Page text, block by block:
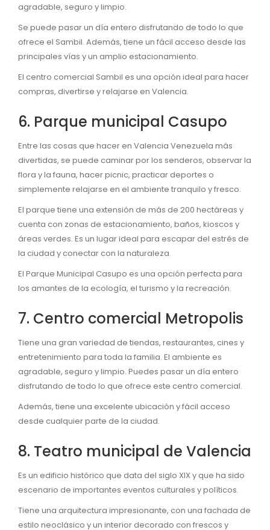
agradable, seguro y limpio.
Se puede pasar un día entero disfrutando de todo lo que
ofrece el Sambil. Además, tiene un fácil acceso desde las
principales vías y un amplio estacionamiento.
El centro comercial Sambil es una opción ideal para hacer
compras, divertirse y relajarse en Valencia.
6. Parque municipal Casupo
Entre las cosas que hacer en Valencia Venezuela más
divertidas, se puede caminar por los senderos, observar la
flora y la fauna, hacer picnic, practicar deportes o
simplemente relajarse en el ambiente tranquilo y fresco.
El parque tiene una extensión de más de 200 hectáreas y
cuenta con zonas de estacionamiento, baños, kioscos y
áreas verdes. Es un lugar ideal para escapar del estrés de
la ciudad y conectar con la naturaleza.
El Parque Municipal Casupo es una opción perfecta para
los amantes de la ecología, el turismo y la recreación.
7. Centro comercial Metropolis
Tiene una gran variedad de tiendas, restaurantes, cines y
entretenimiento para toda la familia. El ambiente es
agradable, seguro y limpio. Puedes pasar un día entero
disfrutando de todo lo que ofrece este centro comercial.
Además, tiene una excelente ubicación y fácil acceso
desde cualquier parte de la ciudad.
8. Teatro municipal de Valencia
Es un edificio histórico que data del siglo XIX y que ha sido
escenario de importantes eventos culturales y políticos.
Tiene una arquitectura impresionante, con una fachada de
estilo neoclásico y un interior decorado con frescos y